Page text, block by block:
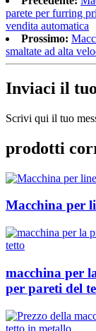
parete per furring
vendita automatica
Prossimo:
smaltate ad alta
Inviaci il
Scrivi qui il tuo
prodotti
Macchina per
macchina per
per pareti del